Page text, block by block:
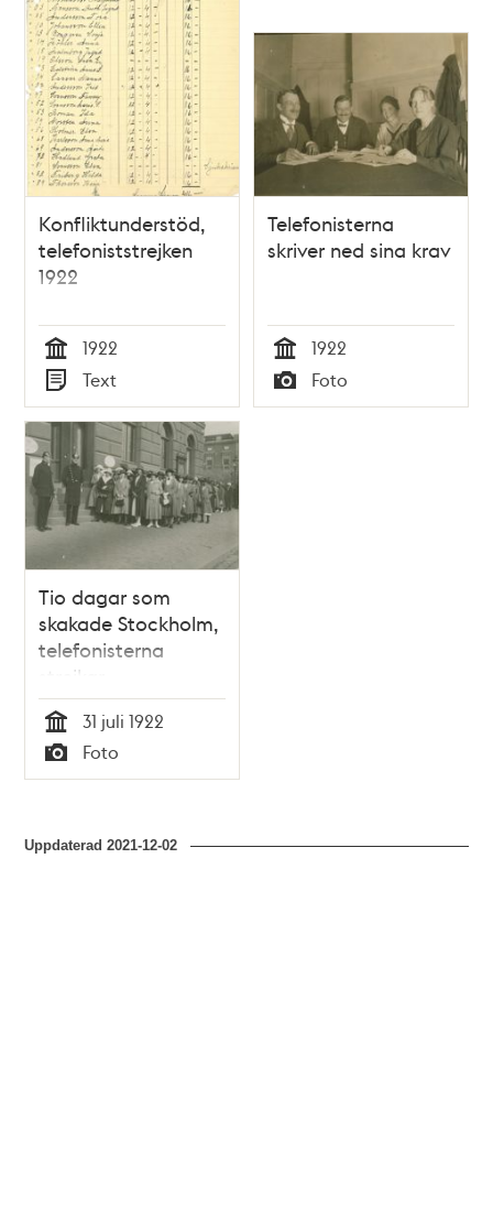
Konfliktunderstöd,
telefoniststrejken
1922
Tid
1922
Typ
Text
Telefonisterna
skriver ned sina krav
Tid
1922
Typ
Foto
Tio dagar som
skakade Stockholm,
telefonisterna
strejkar
Tid
31 juli 1922
Typ
Foto
Uppdaterad2021-12-02